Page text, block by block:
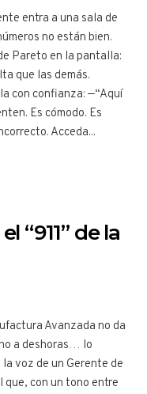
entra a una sala de
no están bien.
Pareto en la pantalla:
que las demás.
con confianza: —“Aquí
Es cómodo. Es
Acceda...
“911” de la
Avanzada no da
a deshoras… lo
voz de un Gerente de
que, con un tono entre